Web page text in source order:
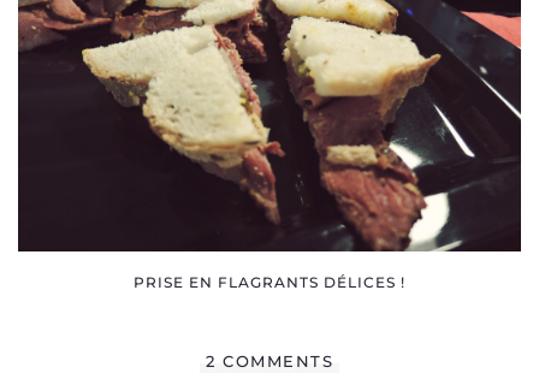
PRISE EN FLAGRANTS DÉLICES !
2 COMMENTS